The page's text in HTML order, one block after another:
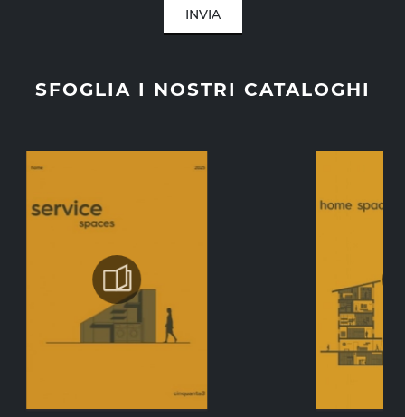
SFOGLIA I NOSTRI CATALOGHI
INVIA